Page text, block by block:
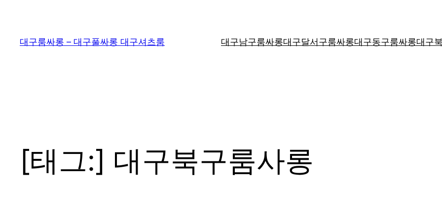
대구룸싸롱 – 대구풀싸롱 대구셔츠룸 대구남구룸싸롱대구달서구룸싸롱대구동구룸싸롱대구
[태그:] 대구북구룸사롱